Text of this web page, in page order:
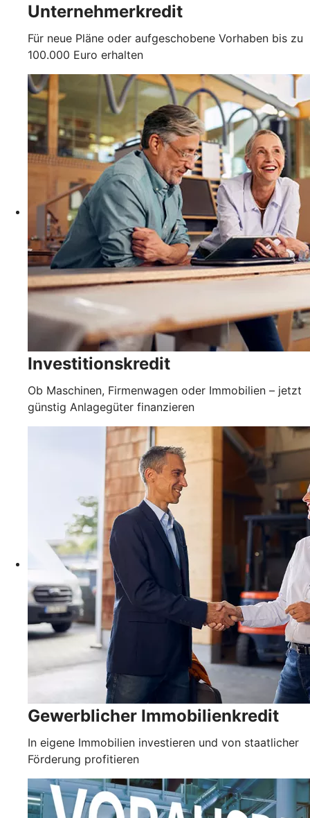
Unternehmerkredit
Für neue Pläne oder aufgeschobene Vorhaben bis zu
100.000 Euro erhalten
Investitionskredit
Ob Maschinen, Firmenwagen oder Immobilien – jetzt
günstig Anlagegüter finanzieren
Gewerblicher Immobilienkredit
In eigene Immobilien investieren und von staatlicher
Förderung profitieren